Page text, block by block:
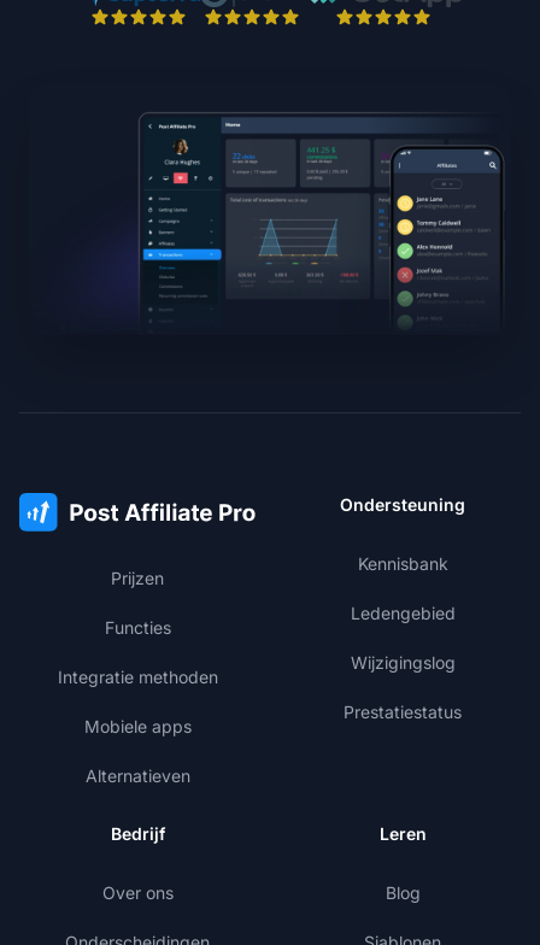
Prijzen
Functies
Integratie methoden
Mobiele apps
Alternatieven
Ondersteuning
Kennisbank
Ledengebied
Wijzigingslog
Prestatiestatus
Bedrijf
Over ons
Leren
Blog